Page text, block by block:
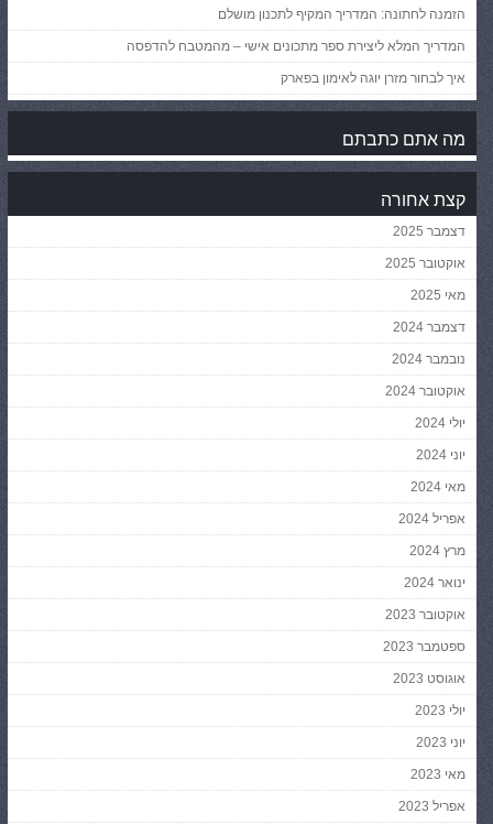
הזמנה לחתונה: המדריך המקיף לתכנון מושלם
המדריך המלא ליצירת ספר מתכונים אישי – מהמטבח להדפסה
איך לבחור מזרן יוגה לאימון בפארק
מה אתם כתבתם
קצת אחורה
דצמבר 2025
אוקטובר 2025
מאי 2025
דצמבר 2024
נובמבר 2024
אוקטובר 2024
יולי 2024
יוני 2024
מאי 2024
אפריל 2024
מרץ 2024
ינואר 2024
אוקטובר 2023
ספטמבר 2023
אוגוסט 2023
יולי 2023
יוני 2023
מאי 2023
אפריל 2023